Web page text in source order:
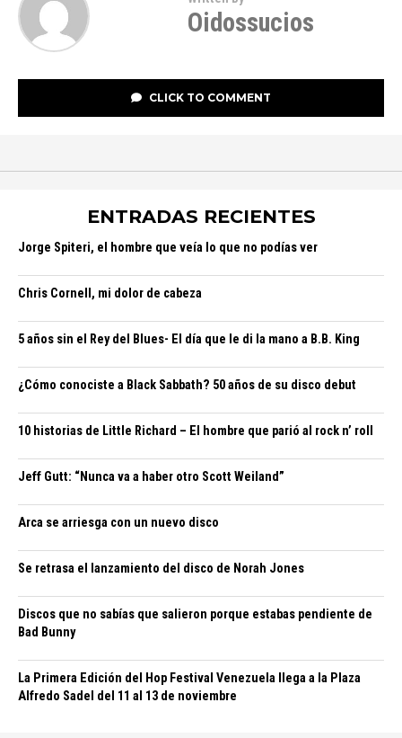
Oidossucios
CLICK TO COMMENT
ENTRADAS RECIENTES
Jorge Spiteri, el hombre que veía lo que no podías ver
Chris Cornell, mi dolor de cabeza
5 años sin el Rey del Blues- El día que le di la mano a B.B. King
¿Cómo conociste a Black Sabbath? 50 años de su disco debut
10 historias de Little Richard – El hombre que parió al rock n’ roll
Jeff Gutt: “Nunca va a haber otro Scott Weiland”
Arca se arriesga con un nuevo disco
Se retrasa el lanzamiento del disco de Norah Jones
Discos que no sabías que salieron porque estabas pendiente de
Bad Bunny
La Primera Edición del Hop Festival Venezuela llega a la Plaza
Alfredo Sadel del 11 al 13 de noviembre